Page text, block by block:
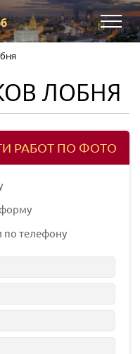
ЛОБНЯ
РАБОТ ПО ФОТО
по телефону